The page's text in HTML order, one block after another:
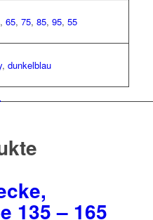
, 65, 75, 85, 95, 55
, dunkelblau
135 – 165